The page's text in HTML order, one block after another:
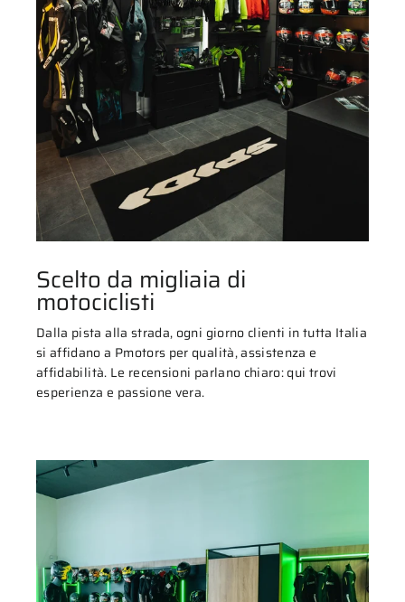
Scelto da migliaia di
motociclisti
Dalla pista alla strada, ogni giorno clienti in tutta Italia
si affidano a Pmotors per qualità, assistenza e
affidabilità. Le recensioni parlano chiaro: qui trovi
esperienza e passione vera.